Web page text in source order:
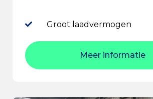
Groot laadvermogen
Meer informatie